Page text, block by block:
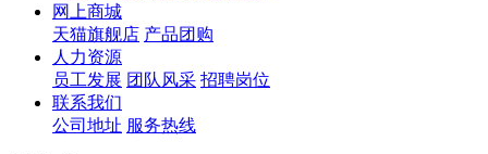
网上商城
天猫旗舰店 产品团购
人力资源
员工发展 团队风采 招聘岗位
联系我们
公司地址 服务热线